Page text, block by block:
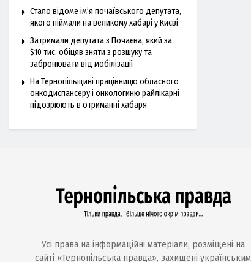
Стало відоме ім’я почаївського депутата,
якого піймали на великому хабарі у Києві
Затримали депутата з Почаєва, який за
$10 тис. обіцяв зняти з розшуку та
забронювати від мобілізації
На Тернопільщині працівницю обласного
онкодиспансеру і онкологиню райлікарні
підозрюють в отриманні хабаря
Усі права на інформаційні матеріали, розміщені на
сайті «Тернопільська правда», захищені українським